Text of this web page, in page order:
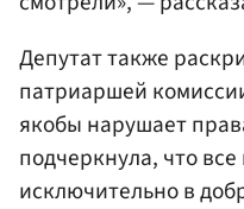
Депутат также
патриаршей
якобы нарушает
подчеркнула, что
исключительно в